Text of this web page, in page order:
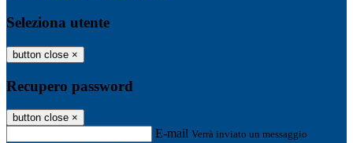
Seleziona utente
button close ×
Recupero password
button close ×
E-mail Verrà inviato un messaggio